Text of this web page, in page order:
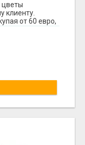
цветы
клиенту.
от 60 евро,